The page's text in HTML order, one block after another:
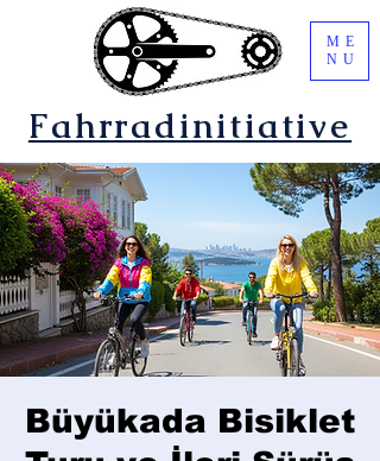
Fahrradinitiative
ME
NU
Büyükada Bisiklet